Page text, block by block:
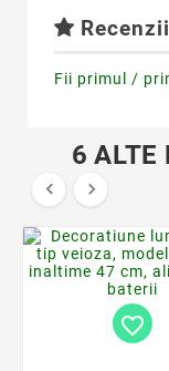
Recenzii
Fii primul /
6 ALTE
 
favorite_border